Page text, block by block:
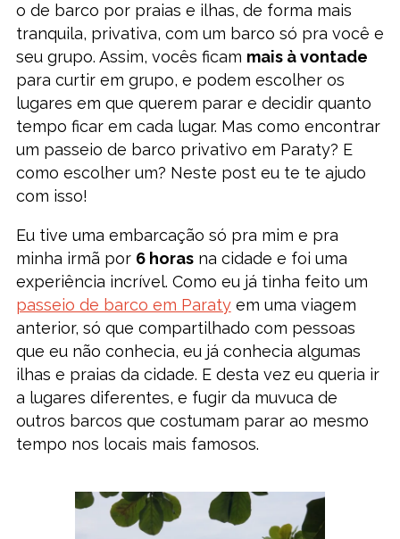
o de barco por praias e ilhas, de forma mais
tranquila, privativa, com um barco só pra você e
seu grupo. Assim, vocês ficam mais à vontade
para curtir em grupo, e podem escolher os
lugares em que querem parar e decidir quanto
tempo ficar em cada lugar. Mas como encontrar
um passeio de barco privativo em Paraty? E
como escolher um? Neste post eu te te ajudo
com isso!
Eu tive uma embarcação só pra mim e pra
minha irmã por 6 horasna cidade e foi uma
experiência incrível. Como eu já tinha feito um
passeio de barco em Paratyem uma viagem
anterior, só que compartilhado com pessoas
que eu não conhecia, eu já conhecia algumas
ilhas e praias da cidade. E desta vez eu queria ir
a lugares diferentes, e fugir da muvuca de
outros barcos que costumam parar ao mesmo
tempo nos locais mais famosos.